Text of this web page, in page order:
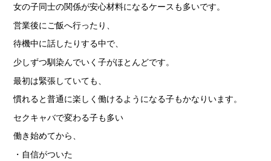
女の子同士の関係が安心材料になるケースも多いです。
営業後にご飯へ行ったり、
待機中に話したりする中で、
少しずつ馴染んでいく子がほとんどです。
最初は緊張していても、
慣れると普通に楽しく働けるようになる子もかなりいます。
セクキャバで変わる子も多い
働き始めてから、
・自信がついた